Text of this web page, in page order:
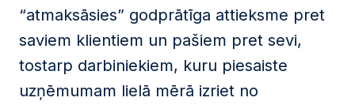
“atmaksāsies” godprātīga attieksme pret
saviem klientiem un pašiem pret sevi,
tostarp darbiniekiem, kuru piesaiste
uzņēmumam lielā mērā izriet no